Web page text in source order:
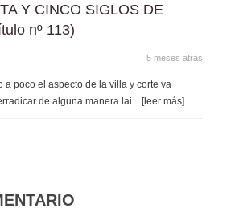
Y CINCO SIGLOS DE
nº 113)
5 meses atrás
a poco el aspecto de la villa y corte va
de alguna manera lai... [leer más]